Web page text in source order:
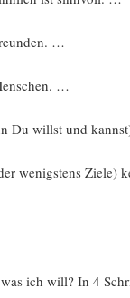
…
…
Du willst und
wenigstens Ziele)
ich will? In 4